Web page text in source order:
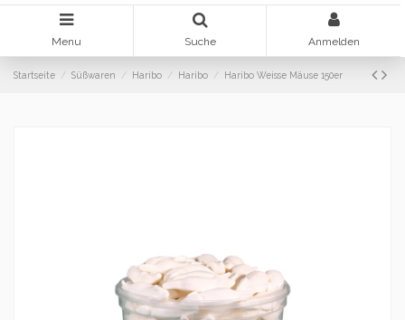
Menu Suche Anmelden
Startseite Süßwaren Haribo Haribo Haribo Weisse Mäuse 150er